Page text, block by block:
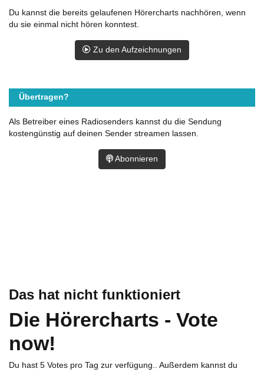
Das hat nicht funktioniert
Die Hörercharts - Vote
now!
Du hast 5 Votes pro Tag zur verfügung.. Außerdem kannst du
Du kannst die bereits gelaufenen Hörercharts nachhören, wenn
du sie einmal nicht hören konntest.
Zu den Aufzeichnungen
Übertragen?
Als Betreiber eines Radiosenders kannst du die Sendung
kostengünstig auf deinen Sender streamen lassen.
Abonnieren